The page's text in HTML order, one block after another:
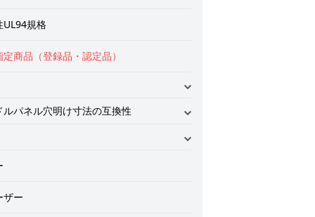
カスト・黄銅
スチック・ゴム
UL94規格
商品（登録品・認定品）
の取扱いに関するお願い
ンロックの穴明け寸法の互換性
システム
ルパネル穴明け寸法の互換性
スイングハンドル
ハンドル・防水フラットハンドル
のご案内
ザー